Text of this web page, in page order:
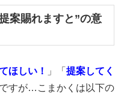
案賜れますと”の意
ほしい！ 」「 提案してく
すが…こまかくは以下の